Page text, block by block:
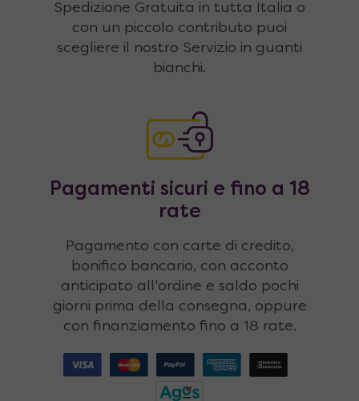
Spedizione Gratuita in tutta Italia o
con un piccolo contributo puoi
scegliere il nostro Servizio in guanti
bianchi.
Pagamenti sicuri e fino a 18
rate
Pagamento con carte di credito,
bonifico bancario, con acconto
anticipato all'ordine e saldo pochi
giorni prima della consegna, oppure
con finanziamento fino a 18 rate.